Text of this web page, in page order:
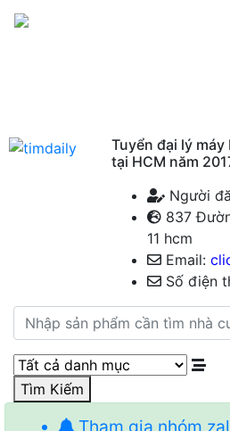
Tuyển đại lý
tại HCM năm
Người
837
11 hcm
Email:
Số điện
Tìm Kiếm
Tham gia nhóm